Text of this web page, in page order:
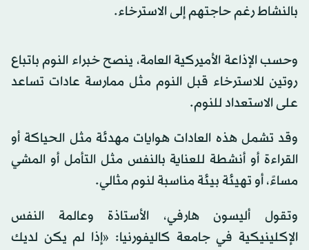
بالنشاط رغم حاجتهم إلى الاسترخاء.
وحسب الإذاعة الأميركية العامة، ينصح خبراء النوم باتباع
روتين للاسترخاء قبل النوم مثل ممارسة عادات تساعد
على الاستعداد للنوم.
وقد تشمل هذه العادات هوايات مهدئة مثل الحياكة أو
القراءة أو أنشطة للعناية بالنفس مثل التأمل أو المشي
مساءً، أو تهيئة بيئة مناسبة لنوم مثالي.
وتقول أليسون هارفي، الأستاذة وعالمة النفس
الإكلينيكية في جامعة كاليفورنيا: «إذا لم يكن لديك